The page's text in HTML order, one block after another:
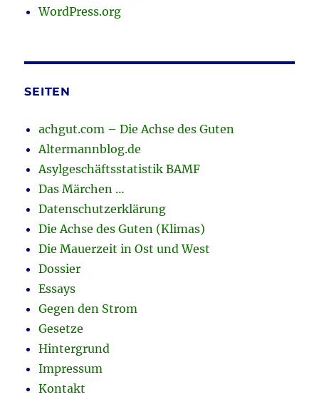
WordPress.org
SEITEN
achgut.com – Die Achse des Guten
Altermannblog.de
Asylgeschäftsstatistik BAMF
Das Märchen …
Datenschutzerklärung
Die Achse des Guten (Klimas)
Die Mauerzeit in Ost und West
Dossier
Essays
Gegen den Strom
Gesetze
Hintergrund
Impressum
Kontakt